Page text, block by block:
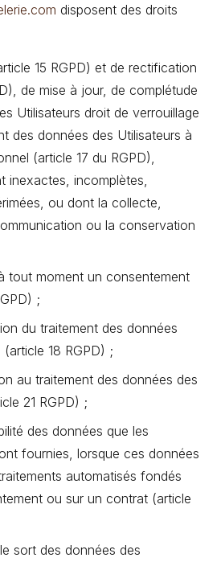
disposent des droits
15 RGPD) et de rectification
de mise à jour, de complétude
Utilisateurs droit de verrouillage
des données des Utilisateurs à
(article 17 du RGPD),
inexactes, incomplètes,
ou dont la collecte,
ou la conservation
tout moment un consentement
;
du traitement des données
18 RGPD) ;
au traitement des données des
21 RGPD) ;
des données que les
fournies, lorsque ces données
automatisés fondés
ou sur un contrat (article
sort des données des